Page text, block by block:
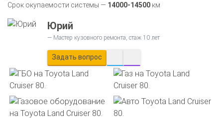
Срок окупаемости системы — 14000-14500 км
Юрий
Мастер кузовного ремонта, стаж 10 лет
Задать вопрос